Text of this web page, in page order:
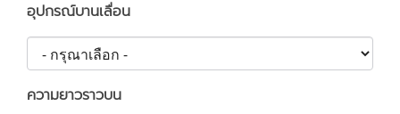
อุปกรณ์บานเลื่อน
ความยาวราวบน